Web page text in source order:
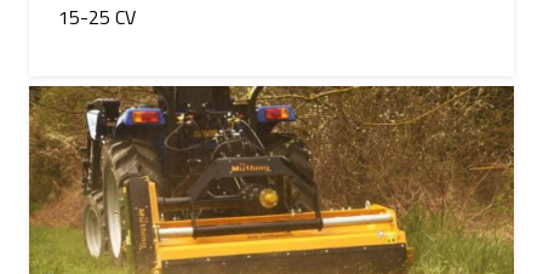
15-25 CV